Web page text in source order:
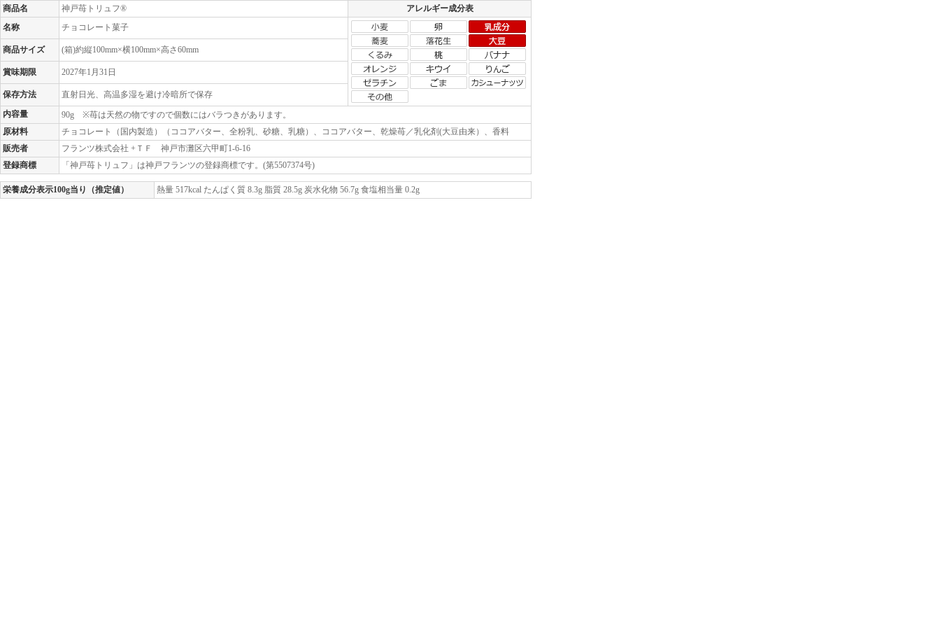
商品名 神戸苺トリュフ®
アレルギー成分表
名称
チョコレート菓子
商品サイズ (箱)約縦100mm×横100mm×高さ60mm
賞味期限 2027年1月31日
保存方法
直射日光、高温多湿を避け冷暗所で保存
内容量
90g ※苺は天然の物ですので個数にはバラつきがあります。
原材料
チョコレート（国内製造）（ココアバター、全粉乳、砂糖、乳糖）、ココアバター、乾燥苺／乳化剤(大豆由来）、香料
販売者
フランツ株式会社 +ＴＦ 神戸市灘区六甲町1-6-16
登録商標
「神戸苺トリュフ」は神戸フランツの登録商標です。(第5507374号)
栄養成分表示100g当り（推定値） 熱量 517kcal たんぱく質 8.3g 脂質 28.5g 炭水化物 56.7g 食塩相当量 0.2g